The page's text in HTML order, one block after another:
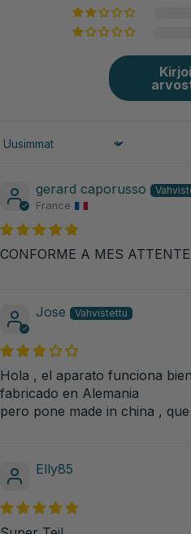
Sort by
gerard caporusso
France
CONFORME A MES ATTENTE
Jose
Hola , el aparato funciona
fabricado en Alemania
pero pone made in china ,
Elly85